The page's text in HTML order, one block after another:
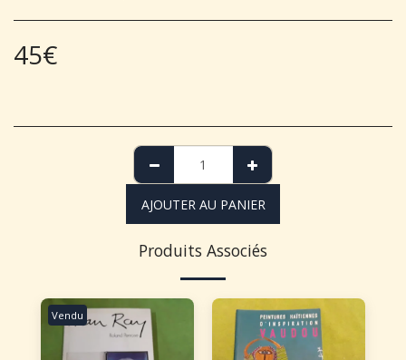
45€
AJOUTER AU PANIER
Produits Associés
Vendu